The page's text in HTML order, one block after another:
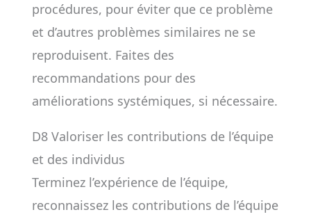
procédures, pour éviter que ce problème
et d’autres problèmes similaires ne se
reproduisent. Faites des
recommandations pour des
améliorations systémiques, si nécessaire.
D8 Valoriser les contributions de l’équipe
et des individus
Terminez l’expérience de l’équipe,
reconnaissez les contributions de l’équipe